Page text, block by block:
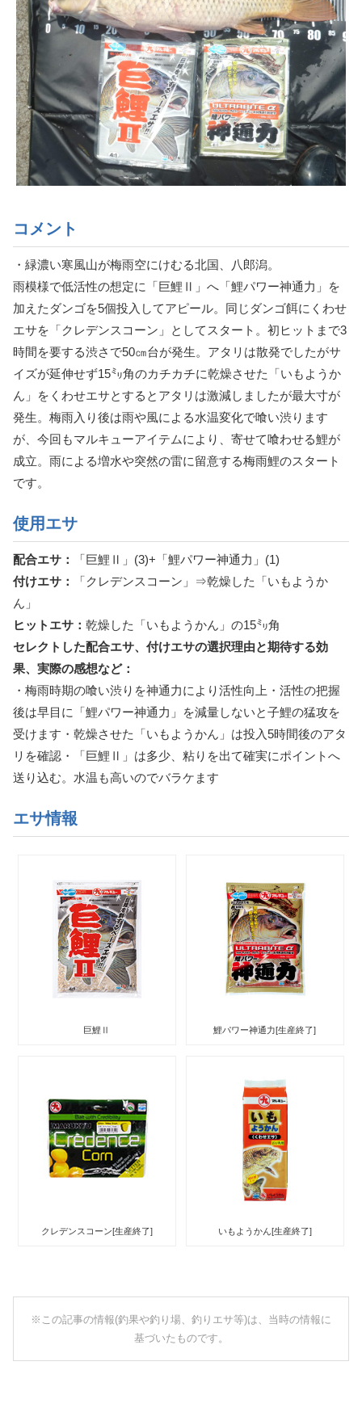
コメント
・緑濃い寒風山が梅雨空にけむる北国、八郎潟。
雨模様で低活性の想定に「巨鯉Ⅱ」へ「鯉パワー神通力」を
加えたダンゴを5個投入してアピール。同じダンゴ餌にくわせ
エサを「クレデンスコーン」としてスタート。初ヒットまで3
時間を要する渋さで50㎝台が発生。アタリは散発でしたがサ
イズが延伸せず15㍉角のカチカチに乾燥させた「いもようか
ん」をくわせエサとするとアタリは激減しましたが最大寸が
発生。梅雨入り後は雨や風による水温変化で喰い渋ります
が、今回もマルキューアイテムにより、寄せて喰わせる鯉が
成立。雨による増水や突然の雷に留意する梅雨鯉のスタート
です。
使用エサ
配合エサ：
「巨鯉Ⅱ」(3)+「鯉パワー神通力」(1)
付けエサ：
「クレデンスコーン」⇒乾燥した「いもようか
ん」
ヒットエサ： 乾燥した「いもようかん」の15㍉角
セレクトした配合エサ、付けエサの選択理由と期待する効
果、実際の感想など：
・梅雨時期の喰い渋りを神通力により活性向上・活性の把握
後は早目に「鯉パワー神通力」を減量しないと子鯉の猛攻を
受けます・乾燥させた「いもようかん」は投入5時間後のアタ
リを確認・「巨鯉Ⅱ」は多少、粘りを出て確実にポイントへ
送り込む。水温も高いのでバラケます
エサ情報
巨鯉Ⅱ 鯉パワー神通力[生産終了]
クレデンスコーン[生産終了] いもようかん[生産終了]
※この記事の情報(釣果や釣り場、釣りエサ等)は、当時の情報に
基づいたものです。